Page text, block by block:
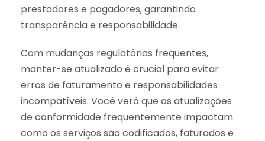
prestadores e pagadores, garantindo
transparência e responsabilidade.
Com mudanças regulatórias frequentes,
manter-se atualizado é crucial para evitar
erros de faturamento e responsabilidades
incompatíveis. Você verá que as atualizações
de conformidade frequentemente impactam
como os serviços são codificados, faturados e